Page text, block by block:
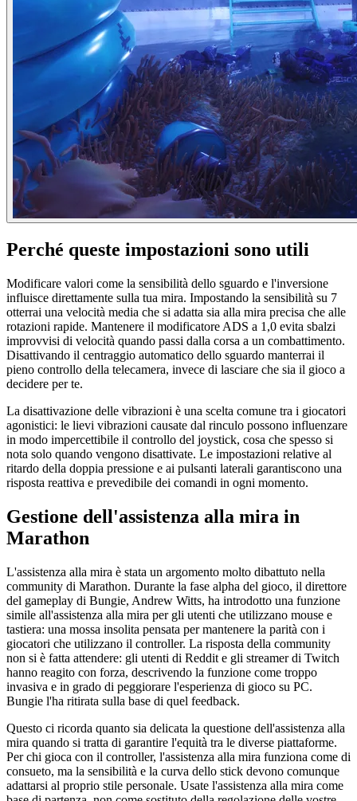
Perché queste impostazioni sono utili
Modificare valori come la sensibilità dello sguardo e l'inversione
influisce direttamente sulla tua mira. Impostando la sensibilità su 7
otterrai una velocità media che si adatta sia alla mira precisa che alle
rotazioni rapide. Mantenere il modificatore ADS a 1,0 evita sbalzi
improvvisi di velocità quando passi dalla corsa a un combattimento.
Disattivando il centraggio automatico dello sguardo manterrai il
pieno controllo della telecamera, invece di lasciare che sia il gioco a
decidere per te.
La disattivazione delle vibrazioni è una scelta comune tra i giocatori
agonistici: le lievi vibrazioni causate dal rinculo possono influenzare
in modo impercettibile il controllo del joystick, cosa che spesso si
nota solo quando vengono disattivate. Le impostazioni relative al
ritardo della doppia pressione e ai pulsanti laterali garantiscono una
risposta reattiva e prevedibile dei comandi in ogni momento.
Gestione dell'assistenza alla mira in
Marathon
L'assistenza alla mira è stata un argomento molto dibattuto nella
community di Marathon. Durante la fase alpha del gioco, il direttore
del gameplay di Bungie, Andrew Witts, ha introdotto una funzione
simile all'assistenza alla mira per gli utenti che utilizzano mouse e
tastiera: una mossa insolita pensata per mantenere la parità con i
giocatori che utilizzano il controller. La risposta della community
non si è fatta attendere: gli utenti di Reddit e gli streamer di Twitch
hanno reagito con forza, descrivendo la funzione come troppo
invasiva e in grado di peggiorare l'esperienza di gioco su PC.
Bungie l'ha ritirata sulla base di quel feedback.
Questo ci ricorda quanto sia delicata la questione dell'assistenza alla
mira quando si tratta di garantire l'equità tra le diverse piattaforme.
Per chi gioca con il controller, l'assistenza alla mira funziona come di
consueto, ma la sensibilità e la curva dello stick devono comunque
adattarsi al proprio stile personale. Usate l'assistenza alla mira come